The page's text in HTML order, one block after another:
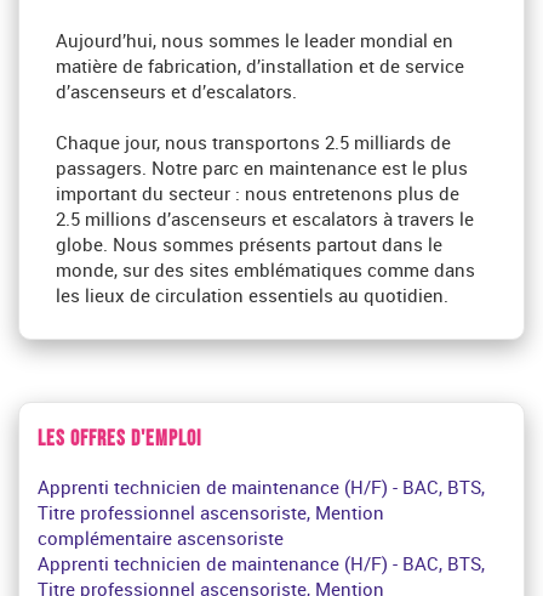
Aujourd’hui, nous sommes le leader mondial en
matière de fabrication, d’installation et de service
d’ascenseurs et d’escalators.
Chaque jour, nous transportons 2.5 milliards de
passagers. Notre parc en maintenance est le plus
important du secteur : nous entretenons plus de
2.5 millions d’ascenseurs et escalators à travers le
globe. Nous sommes présents partout dans le
monde, sur des sites emblématiques comme dans
les lieux de circulation essentiels au quotidien.
LES OFFRES D'EMPLOI
Apprenti technicien de maintenance (H/F) - BAC, BTS,
Titre professionnel ascensoriste, Mention
complémentaire ascensoriste
Apprenti technicien de maintenance (H/F) - BAC, BTS,
Titre professionnel ascensoriste, Mention